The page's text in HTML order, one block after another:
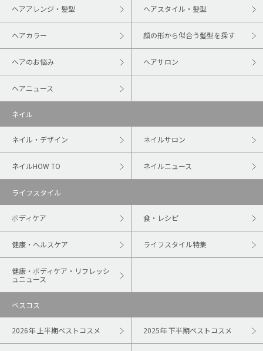
ヘアアレンジ・髪型 ヘアスタイル・髪型
ヘアカラー 顔の形から似合う髪型を探す
ヘアのお悩み ヘアサロン
ヘアニュース
ネイル
ネイル・デザイン ネイルサロン
ネイルHOW TO ネイルニュース
ライフスタイル
ボディケア 食・レシピ
健康・ヘルスケア ライフスタイル特集
健康・ボディケア・リフレッシ
ュニュース
ベスコス
2026年 上半期ベストコスメ 2025年 下半期ベストコスメ